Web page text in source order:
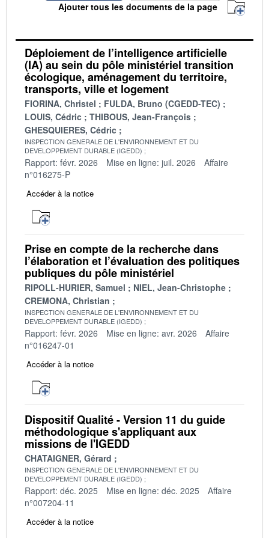
Ajouter tous les documents de la page
Déploiement de l’intelligence artificielle
(IA) au sein du pôle ministériel transition
écologique, aménagement du territoire,
transports, ville et logement
FIORINA, Christel
FULDA, Bruno (CGEDD-TEC)
LOUIS, Cédric
THIBOUS, Jean-François
GHESQUIERES, Cédric
INSPECTION GENERALE DE L'ENVIRONNEMENT ET DU
DEVELOPPEMENT DURABLE (IGEDD)
Rapport: févr. 2026 Mise en ligne: juil. 2026
Affaire
n°016275-P
Accéder à la notice
Prise en compte de la recherche dans
l’élaboration et l’évaluation des politiques
publiques du pôle ministériel
RIPOLL-HURIER, Samuel
NIEL, Jean-Christophe
CREMONA, Christian
INSPECTION GENERALE DE L'ENVIRONNEMENT ET DU
DEVELOPPEMENT DURABLE (IGEDD)
Rapport: févr. 2026 Mise en ligne: avr. 2026
Affaire
n°016247-01
Accéder à la notice
Dispositif Qualité - Version 11 du guide
méthodologique s'appliquant aux
missions de l'IGEDD
CHATAIGNER, Gérard
INSPECTION GENERALE DE L'ENVIRONNEMENT ET DU
DEVELOPPEMENT DURABLE (IGEDD)
Rapport: déc. 2025 Mise en ligne: déc. 2025
Affaire
n°007204-11
Accéder à la notice